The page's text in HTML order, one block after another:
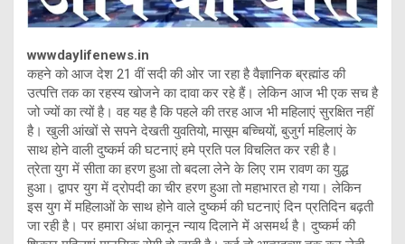
wwwdaylifenews.in
कहने को आज देश 21 वीं सदी की ओर जा रहा है वैज्ञानिक ब्रह्मांड की
उत्पत्ति तक का रहस्य खोजने का दावा कर रहे हैं। लेकिन आज भी एक सच है
जो ज्यों का त्यों है। वह यह है कि पहले की तरह आज भी महिलाएं सुरक्षित नहीं
है। खुली आंखों से सपने देखती युवतियो, मासूम बच्चियों, बुजुर्ग महिलाएं के
साथ होने वाली दुष्कर्म की घटनाएं हमे प्रति पल विचलित कर रही है।
त्रेता युग में सीता का हरण हुआ तो बदला लेने के लिए राम रावण का युद्ध
हुआ। द्वापर युग में द्रोपदी का चीर हरण हुआ तो महाभारत हो गया। लेकिन
इस युग में महिलाओं के साथ होने वाले दुष्कर्म की घटनाएं दिन प्रतिदिन बढ़ती
जा रही है। पर हमारा अंधा कानून न्याय दिलाने में असमर्थ है। दुष्कर्म की